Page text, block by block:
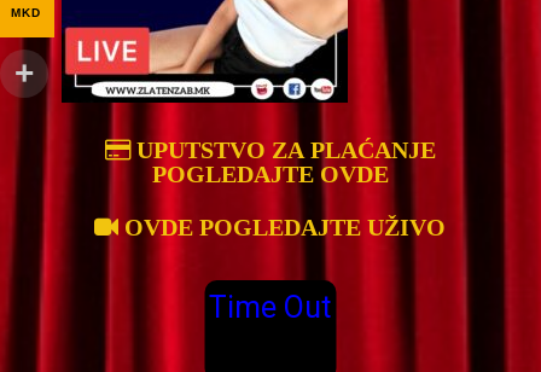
UPUTSTVO ZA PLAĆANJE
POGLEDAJTE OVDE
OVDE POGLEDAJTE UŽIVO
Time Out
MKD